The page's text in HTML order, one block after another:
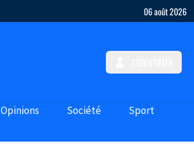
06 août 2026
Opinions Société Sport